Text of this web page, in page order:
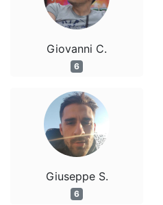
Giovanni C.
6
Giuseppe S.
6